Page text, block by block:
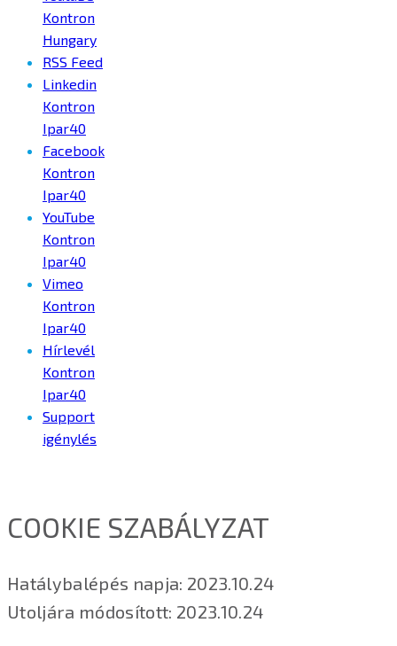
Kontron
Hungary
RSS Feed
Linkedin
Kontron
Ipar40
Facebook
Kontron
Ipar40
YouTube
Kontron
Ipar40
Vimeo
Kontron
Ipar40
Hírlevél
Kontron
Ipar40
Support
igénylés
COOKIE SZABÁLYZAT
Hatálybalépés napja: 2023.10.24
Utoljára módosított: 2023.10.24